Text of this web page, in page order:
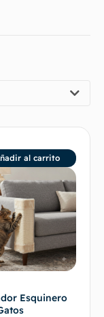
Esquinero
al carrito